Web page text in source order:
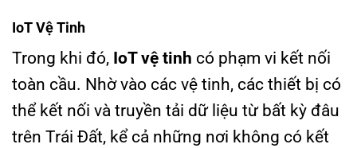
IoT Vệ Tinh
Trong khi đó, IoT vệ tinh có phạm vi kết nối
toàn cầu. Nhờ vào các vệ tinh, các thiết bị có
thể kết nối và truyền tải dữ liệu từ bất kỳ đâu
trên Trái Đất, kể cả những nơi không có kết